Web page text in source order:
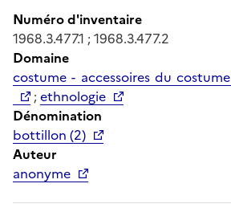
Numéro d'inventaire
1968.3.477.1 ; 1968.3.477.2
Domaine
costume - accessoires du costume
;ethnologie
Dénomination
bottillon (2)
Auteur
anonyme